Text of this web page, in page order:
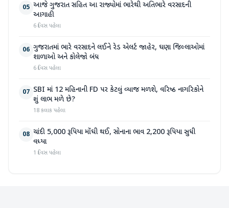
05 આજે ગુજરાત સહિત આ રાજ્યોમાં ભારેથી અતિભારે વરસાદની
આગાહી
6 દિવસ પહેલા
06 ગુજરાતમાં ભારે વરસાદને લઈને રેડ એલર્ટ જાહેર, ઘણા જિલ્લાઓમાં
શાળાઓ અને કોલેજો બંધ
6 દિવસ પહેલા
07 SBI માં 12 મહિનાની FD પર કેટલું વ્યાજ મળશે, વરિષ્ઠ નાગરિકોને
શું લાભ મળે છે?
18 કલાક પહેલા
08 ચાંદી 5,000 રૂપિયા મોંઘી થઈ, સોનાના ભાવ 2,200 રૂપિયા સુધી
વધ્યા
1 દિવસ પહેલા